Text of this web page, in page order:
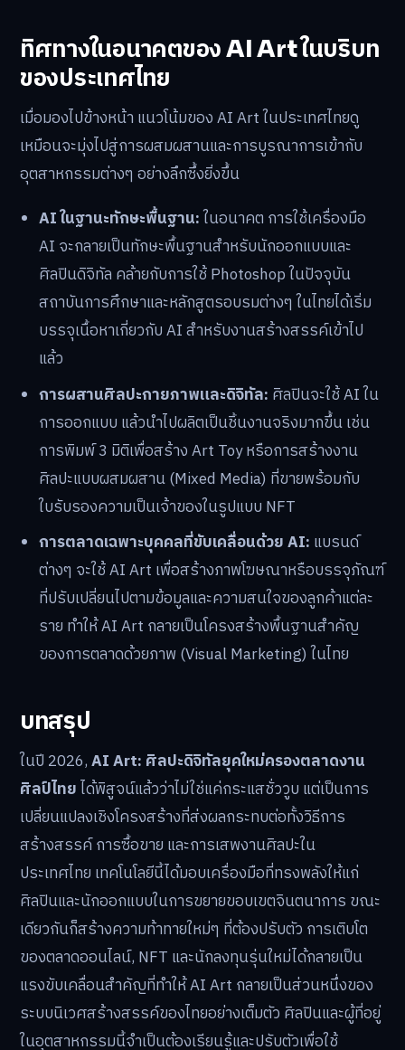
ทิศทางในอนาคตของ AI Art ในบริบท
ของประเทศไทย
เมื่อมองไปข้างหน้า แนวโน้มของ AI Art ในประเทศไทยดู
เหมือนจะมุ่งไปสู่การผสมผสานและการบูรณาการเข้ากับ
อุตสาหกรรมต่างๆ อย่างลึกซึ้งยิ่งขึ้น
AI ในฐานะทักษะพื้นฐาน:ในอนาคต การใช้เครื่องมือ
AI จะกลายเป็นทักษะพื้นฐานสำหรับนักออกแบบและ
ศิลปินดิจิทัล คล้ายกับการใช้ Photoshop ในปัจจุบัน
สถาบันการศึกษาและหลักสูตรอบรมต่างๆ ในไทยได้เริ่ม
บรรจุเนื้อหาเกี่ยวกับ AI สำหรับงานสร้างสรรค์เข้าไป
แล้ว
การผสานศิลปะกายภาพและดิจิทัล: ศิลปินจะใช้ AI ใน
การออกแบบ แล้วนำไปผลิตเป็นชิ้นงานจริงมากขึ้น เช่น
การพิมพ์ 3 มิติเพื่อสร้าง Art Toy หรือการสร้างงาน
ศิลปะแบบผสมผสาน (Mixed Media) ที่ขายพร้อมกับ
ใบรับรองความเป็นเจ้าของในรูปแบบ NFT
การตลาดเฉพาะบุคคลที่ขับเคลื่อนด้วย AI: แบรนด์
ต่างๆ จะใช้ AI Art เพื่อสร้างภาพโฆษณาหรือบรรจุภัณฑ์
ที่ปรับเปลี่ยนไปตามข้อมูลและความสนใจของลูกค้าแต่ละ
ราย ทำให้ AI Art กลายเป็นโครงสร้างพื้นฐานสำคัญ
ของการตลาดด้วยภาพ (Visual Marketing) ในไทย
บทสรุป
ในปี 2026,AI Art: ศิลปะดิจิทัลยุคใหม่ครองตลาดงาน
ศิลป์ไทยได้พิสูจน์แล้วว่าไม่ใช่แค่กระแสชั่ววูบ แต่เป็นการ
เปลี่ยนแปลงเชิงโครงสร้างที่ส่งผลกระทบต่อทั้งวิธีการ
สร้างสรรค์ การซื้อขาย และการเสพงานศิลปะใน
ประเทศไทย เทคโนโลยีนี้ได้มอบเครื่องมือที่ทรงพลังให้แก่
ศิลปินและนักออกแบบในการขยายขอบเขตจินตนาการ ขณะ
เดียวกันก็สร้างความท้าทายใหม่ๆ ที่ต้องปรับตัว การเติบโต
ของตลาดออนไลน์, NFT และนักลงทุนรุ่นใหม่ได้กลายเป็น
แรงขับเคลื่อนสำคัญที่ทำให้ AI Art กลายเป็นส่วนหนึ่งของ
ระบบนิเวศสร้างสรรค์ของไทยอย่างเต็มตัว ศิลปินและผู้ที่อยู่
ในอุตสาหกรรมนี้จำเป็นต้องเรียนรู้และปรับตัวเพื่อใช้